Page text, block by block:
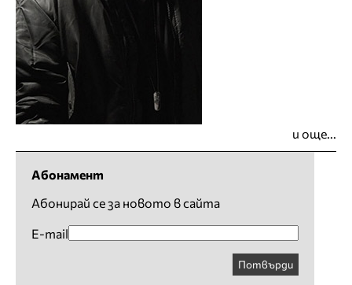
и още...
Абонамент
Абонирай се за новото в сайта
E-mail
Потвърди